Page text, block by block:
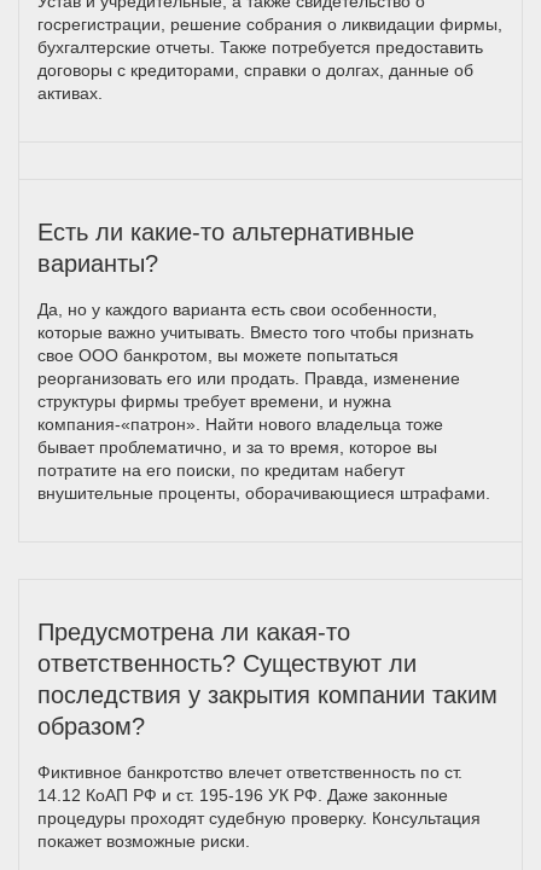
госрегистрации, решение собрания о ликвидации фирмы,
бухгалтерские отчеты. Также потребуется предоставить
договоры с кредиторами, справки о долгах, данные об
активах.
Есть ли какие-то альтернативные
варианты?
Да, но у каждого варианта есть свои особенности,
которые важно учитывать. Вместо того чтобы признать
свое ООО банкротом, вы можете попытаться
реорганизовать его или продать. Правда, изменение
структуры фирмы требует времени, и нужна
компания-«патрон». Найти нового владельца тоже
бывает проблематично, и за то время, которое вы
потратите на его поиски, по кредитам набегут
внушительные проценты, оборачивающиеся штрафами.
Предусмотрена ли какая-то
ответственность? Существуют ли
последствия у закрытия компании таким
образом?
Фиктивное банкротство влечет ответственность по ст.
14.12 КоАП РФ и ст. 195-196 УК РФ. Даже законные
процедуры проходят судебную проверку. Консультация
покажет возможные риски.